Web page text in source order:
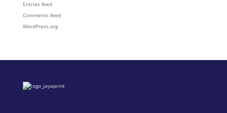
Entries feed
Comments feed
WordPress.org